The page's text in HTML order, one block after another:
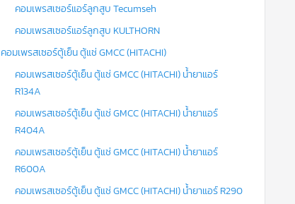
คอมเพรสเซอร์แอร์ลูกสูบ Tecumseh
คอมเพรสเซอร์แอร์ลูกสูบ KULTHORN
คอมเพรสเซอร์ตู้เย็น ตู้แช่ GMCC (HITACHI)
คอมเพรสเซอร์ตู้เย็น ตู้แช่ GMCC (HITACHI) น้ำยาแอร์
R134A
คอมเพรสเซอร์ตู้เย็น ตู้แช่ GMCC (HITACHI) น้ำยาแอร์
R404A
คอมเพรสเซอร์ตู้เย็น ตู้แช่ GMCC (HITACHI) น้ำยาแอร์
R600A
คอมเพรสเซอร์ตู้เย็น ตู้แช่ GMCC (HITACHI) น้ำยาแอร์ R290